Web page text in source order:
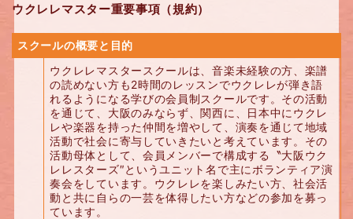
ウクレレマスター重要事項（規約）
スクールの概要と目的
ウクレレマスタースクールは、音楽未経験の方、楽譜
の読めない方も2時間のレッスンでウクレレが弾き語
れるようになる学びの会員制スクールです。その活動
を通じて、大阪のみならず、関西に、日本中にウクレ
レや楽器を持った仲間を増やして、演奏を通じて地域
活動で社会に寄与していきたいと考えています。その
活動母体として、会員メンバーで構成する〝大阪ウク
レレスターズ″というユニット名で主にボランティア演
奏会をしています。ウクレレを楽しみたい方、社会活
動と共に自らの一芸を体得したい方などの参加を募っ
ています。